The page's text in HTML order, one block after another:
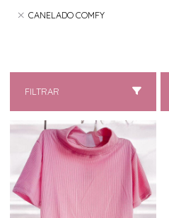
CANELADO COMFY
FILTRAR